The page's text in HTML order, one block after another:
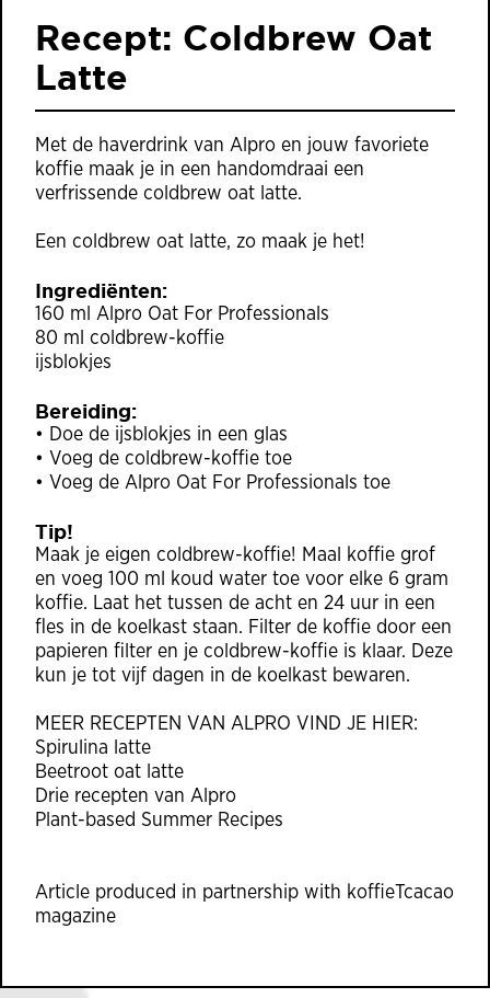
Recept: Coldbrew Oat
Latte
Met de haverdrink van Alpro en jouw favoriete
koffie maak je in een handomdraai een
verfrissende coldbrew oat latte.
Een coldbrew oat latte, zo maak je het!
Ingrediënten:
160 ml Alpro Oat For Professionals
80 ml coldbrew-koffie
ijsblokjes
Bereiding:
• Doe de ijsblokjes in een glas
• Voeg de coldbrew-koffie toe
• Voeg de Alpro Oat For Professionals toe
Tip!
Maak je eigen coldbrew-koffie! Maal koffie grof
en voeg 100 ml koud water toe voor elke 6 gram
koffie. Laat het tussen de acht en 24 uur in een
fles in de koelkast staan. Filter de koffie door een
papieren filter en je coldbrew-koffie is klaar. Deze
kun je tot vijf dagen in de koelkast bewaren.
MEER RECEPTEN VAN ALPRO VIND JE HIER:
Spirulina latte
Beetroot oat latte
Drie recepten van Alpro
Plant-based Summer Recipes
Article produced in partnership with koffieTcacao
magazine